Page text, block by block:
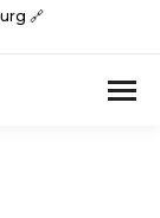
🔗